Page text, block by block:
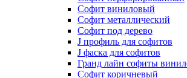
Софит виниловый
Софит металлический
Софит под дерево
J профиль для софитов
J фаска для софитов
Гранд лайн софиты
Софит коричневый